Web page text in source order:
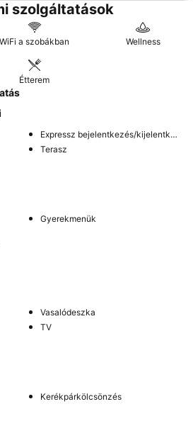
szolgáltatások
WiFi a szobákban Wellness
Étterem
Expressz bejelentkezés/kijelentkezés
Terasz
Gyerekmenük
Vasalódeszka
TV
Kerékpárkölcsönzés